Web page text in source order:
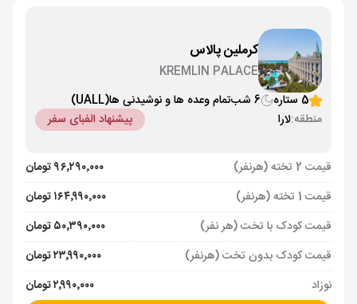
کرملین پالاس
KREMLIN PALACE
5 ستاره
6 شب تمام وعده ها و نوشیدنی ها(UALL)
منطقه:لارا پیشنهاد الفبای سفر
قیمت 2 تخته (هرنفر)
۹۶٬۲۹۰٬۰۰۰ تومان
قیمت 1 تخته (هرنفر)
۱۶۴٬۹۹۰٬۰۰۰ تومان
قیمت کودک با تخت (هر نفر)
۵۰٬۳۹۰٬۰۰۰ تومان
قیمت کودک بدون تخت (هرنفر)
۲۳٬۹۹۰٬۰۰۰ تومان
نوزاد
۲٬۹۹۰٬۰۰۰ تومان